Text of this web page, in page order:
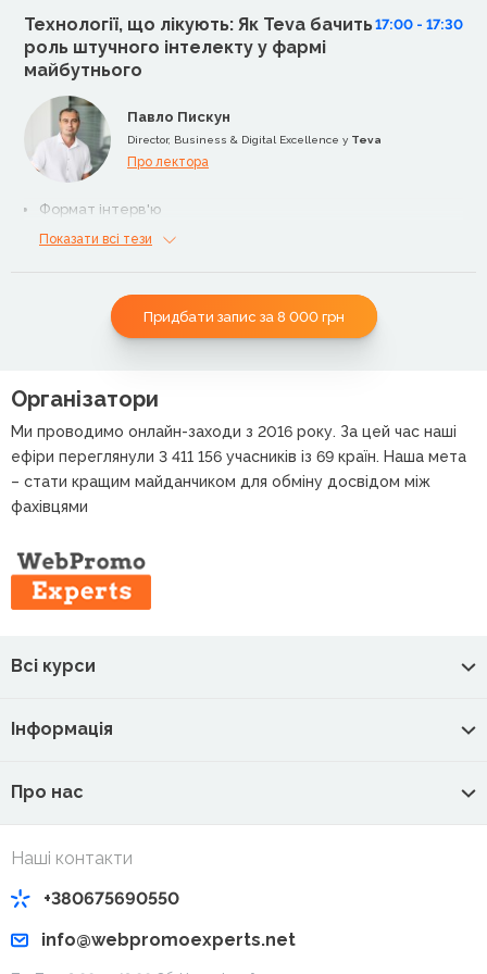
Технології, що лікують: Як Teva бачить
роль штучного інтелекту у фармі
майбутнього
17:00 - 17:30
Павло Пискун
Director, Business & Digital Excellence у Teva
Про лектора
Формат інтерв'ю
Показати всі тези
Придбати запис за 8 000 грн
Організатори
Ми проводимо онлайн-заходи з 2016 року. За цей час наші
ефіри переглянули 3 411 156 учасників із 69 країн. Наша мета
– стати кращим майданчиком для обміну досвідом між
фахівцями
Всі курси
Інформація
Про нас
Наші контакти
+380675690550
info@webpromoexperts.net